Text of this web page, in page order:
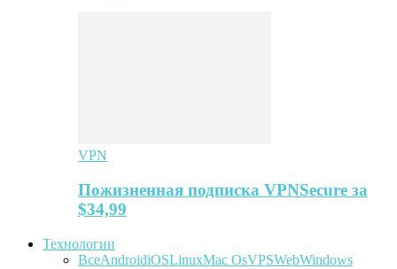
VPN
Пожизненная подписка VPNSecure за
$34,99
Технологии
ВсеAndroidiOSLinuxMac OsVPSWebWindows